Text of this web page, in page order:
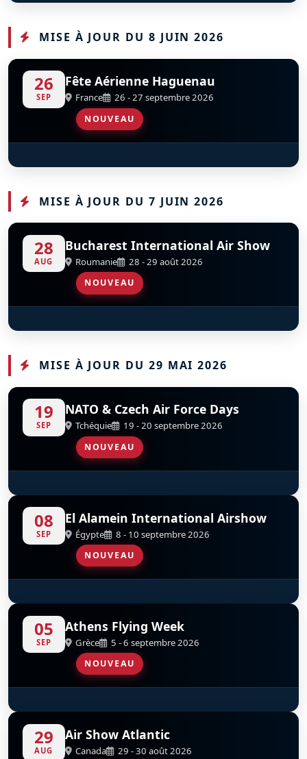
MISE À JOUR DU 8 JUIN 2026
26
SEP
Fête Aérienne Haguenau
France 26 - 27 septembre 2026
NOUVEAU
D
Pilatus P2
MISE À JOUR DU 7 JUIN 2026
28
AUG
Bucharest International Air Show
Roumanie 28 - 29 août 2026
NOUVEAU
S D
Șoimii României - Hawks Of Romania
MISE À JOUR DU 29 MAI 2026
19
SEP
NATO & Czech Air Force Days
Tchéquie 19 - 20 septembre 2026
NOUVEAU
S D
Hellenic F-16 Demo Team
08
SEP
El Alamein International Airshow
Égypte 8 - 10 septembre 2026
NOUVEAU
S D
Hellenic F-16 Demo Team
05
SEP
Athens Flying Week
Grèce 5 - 6 septembre 2026
NOUVEAU
S D
Hellenic F-16 Demo Team
29
AUG
Air Show Atlantic
Canada 29 - 30 août 2026